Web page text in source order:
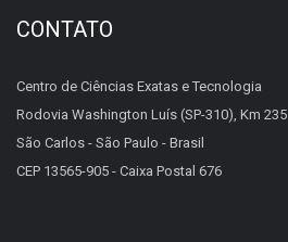
CONTATO
Centro de Ciências Exatas e Tecnologia
Rodovia Washington Luís (SP-310), Km 235
São Carlos - São Paulo - Brasil
CEP 13565-905 - Caixa Postal 676